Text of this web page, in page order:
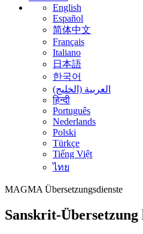
English
Español
简体中文
Français
Italiano
日本語
한국어
العربية (الخليج)
हिन्दी
Português
Nederlands
Polski
Türkçe
Tiếng Việt
ไทย
MAGMA Übersetzungsdienste
Sanskrit-